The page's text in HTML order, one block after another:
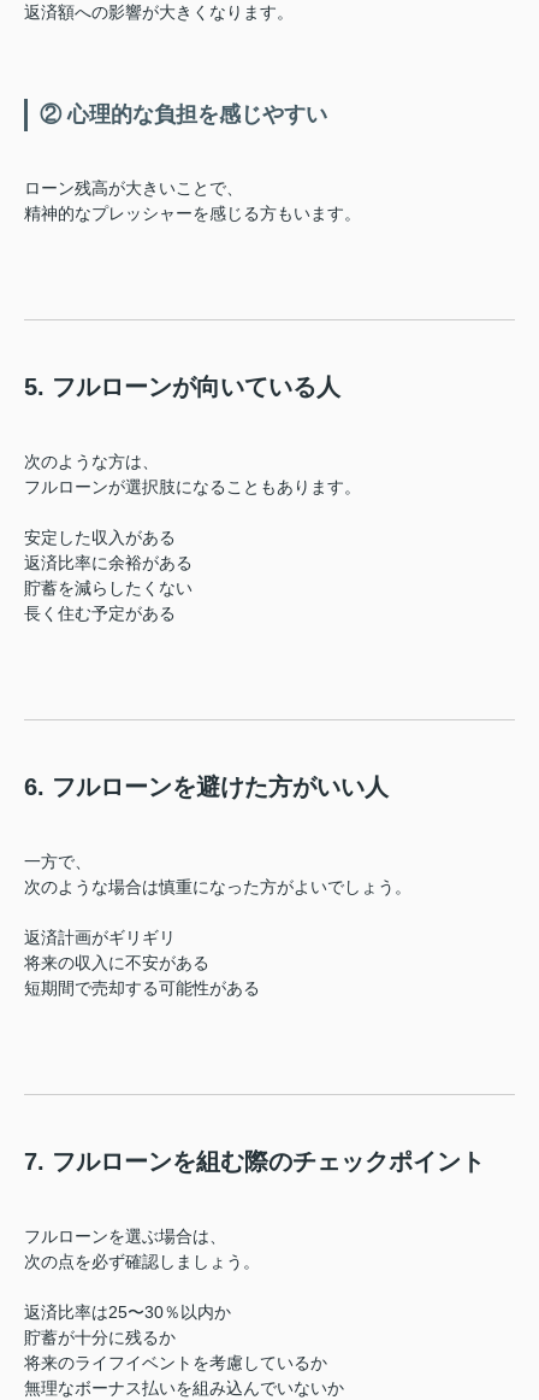
返済額への影響が大きくなります。
② 心理的な負担を感じやすい
ローン残高が大きいことで、
精神的なプレッシャーを感じる方もいます。
5. フルローンが向いている人
次のような方は、
フルローンが選択肢になることもあります。
安定した収入がある
返済比率に余裕がある
貯蓄を減らしたくない
長く住む予定がある
6. フルローンを避けた方がいい人
一方で、
次のような場合は慎重になった方がよいでしょう。
返済計画がギリギリ
将来の収入に不安がある
短期間で売却する可能性がある
7. フルローンを組む際のチェックポイント
フルローンを選ぶ場合は、
次の点を必ず確認しましょう。
返済比率は25〜30％以内か
貯蓄が十分に残るか
将来のライフイベントを考慮しているか
無理なボーナス払いを組み込んでいないか